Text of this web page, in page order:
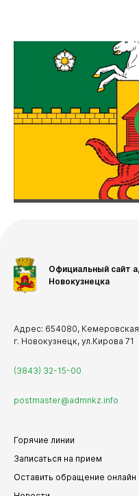
Официальный сайт
Новокузнецка
Адрес: 654080,
г. Новокузнецк, ул.Кирова 71
(3843) 32-15-00
postmaster@admnkz.info
Горячие линии
Записаться на прием
Оставить обращение онлайн